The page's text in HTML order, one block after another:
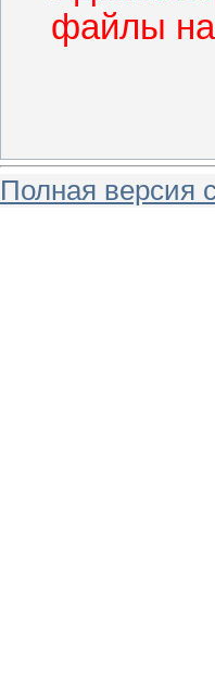
файлы на
Полная версия